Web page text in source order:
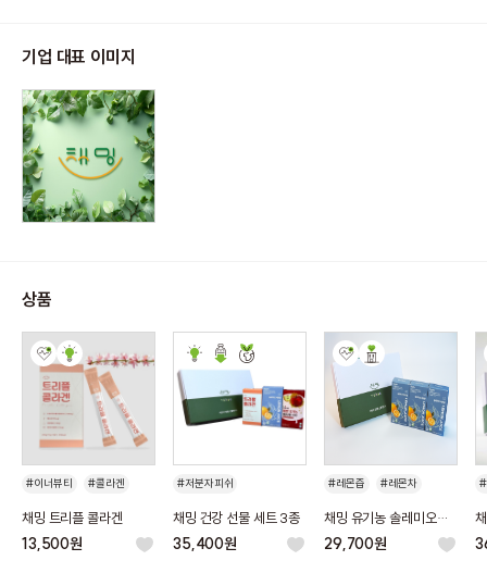
기업 대표 이미지
상품
#이너뷰티
#콜라겐
#피부건강
채밍 트리플 콜라겐
13,500원
#저분자피쉬
#레몬즙스틱
채밍 건강 선물 세트 3종
35,400원
#레몬즙
#레몬차
#레몬 원액
채밍 유기농 솔레미오
레몬즙 스틱 선물 세트
15g 45포
29,700원
#